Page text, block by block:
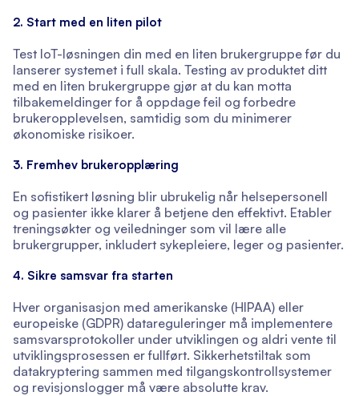
2. Start med en liten pilot
Test IoT-løsningen din med en liten brukergruppe før du
lanserer systemet i full skala. Testing av produktet ditt
med en liten brukergruppe gjør at du kan motta
tilbakemeldinger for å oppdage feil og forbedre
brukeropplevelsen, samtidig som du minimerer
økonomiske risikoer.
3. Fremhev brukeropplæring
En sofistikert løsning blir ubrukelig når helsepersonell
og pasienter ikke klarer å betjene den effektivt. Etabler
treningsøkter og veiledninger som vil lære alle
brukergrupper, inkludert sykepleiere, leger og pasienter.
4. Sikre samsvar fra starten
Hver organisasjon med amerikanske (HIPAA) eller
europeiske (GDPR) datareguleringer må implementere
samsvarsprotokoller under utviklingen og aldri vente til
utviklingsprosessen er fullført. Sikkerhetstiltak som
datakryptering sammen med tilgangskontrollsystemer
og revisjonslogger må være absolutte krav.